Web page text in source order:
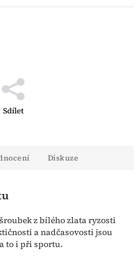
Sdílet
Diskuze
z bílého zlata ryzosti
a nadčasovosti jsou
to i při sportu.